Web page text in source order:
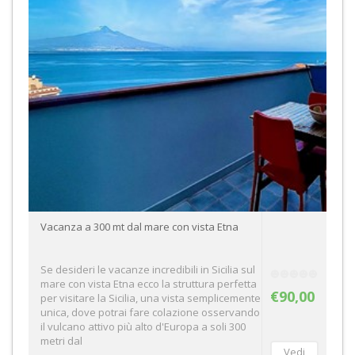
€90,00
Vacanza a 300 mt dal mare con vista Etna
Se desideri le vacanze incredibili in Sicilia sul
mare con vista Etna ecco la struttura perfetta
per visitare la Sicilia, una vista semplicemente
unica, dove potrai fare colazione osservando
il vulcano attivo più alto d'Europa a soli 300
metri dal